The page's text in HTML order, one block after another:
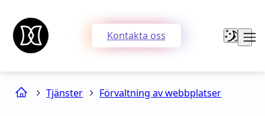
Kontakta oss
Tjänster Förvaltning av webbplatser